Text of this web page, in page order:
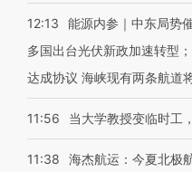
12:13
能源内参｜中东局势
多国出台光伏新政加速转型
达成协议 海峡现有两条航道
11:56 当大学教授变临时工
11:38
海杰航运：今夏北极